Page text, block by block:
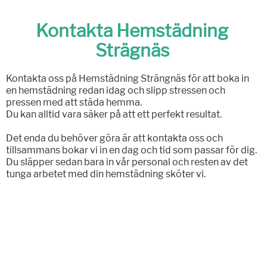
Kontakta Hemstädning
Strägnäs
Kontakta oss på Hemstädning Strängnäs för att boka in
en hemstädning redan idag och slipp stressen och
pressen med att städa hemma.
Du kan alltid vara säker på att ett perfekt resultat.
Det enda du behöver göra är att kontakta oss och
tillsammans bokar vi in en dag och tid som passar för dig.
Du släpper sedan bara in vår personal och resten av det
tunga arbetet med din hemstädning sköter vi.